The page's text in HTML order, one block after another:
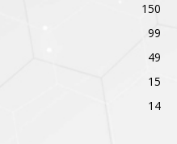
150
99
49
15
14